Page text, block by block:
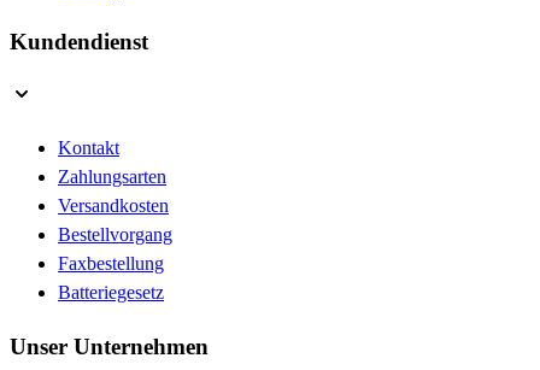
Kundendienst
Kontakt
Zahlungsarten
Versandkosten
Bestellvorgang
Faxbestellung
Batteriegesetz
Unser Unternehmen